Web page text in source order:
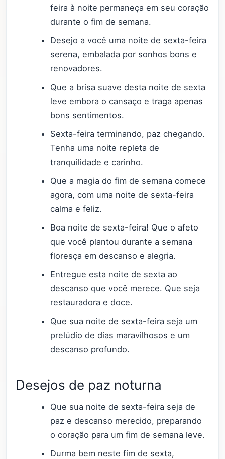
feira à noite permaneça em seu coração
durante o fim de semana.
Desejo a você uma noite de sexta-feira
serena, embalada por sonhos bons e
renovadores.
Que a brisa suave desta noite de sexta
leve embora o cansaço e traga apenas
bons sentimentos.
Sexta-feira terminando, paz chegando.
Tenha uma noite repleta de
tranquilidade e carinho.
Que a magia do fim de semana comece
agora, com uma noite de sexta-feira
calma e feliz.
Boa noite de sexta-feira! Que o afeto
que você plantou durante a semana
floresça em descanso e alegria.
Entregue esta noite de sexta ao
descanso que você merece. Que seja
restauradora e doce.
Que sua noite de sexta-feira seja um
prelúdio de dias maravilhosos e um
descanso profundo.
Desejos de paz noturna
Que sua noite de sexta-feira seja de
paz e descanso merecido, preparando
o coração para um fim de semana leve.
Durma bem neste fim de sexta,